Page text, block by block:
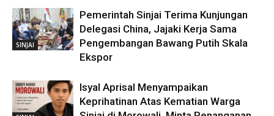
SINJAI
Pemerintah Sinjai Terima Kunjungan
Delegasi China, Jajaki Kerja Sama
Pengembangan Bawang Putih Skala
Ekspor
Isyal Aprisal Menyampaikan
Keprihatinan Atas Kematian Warga